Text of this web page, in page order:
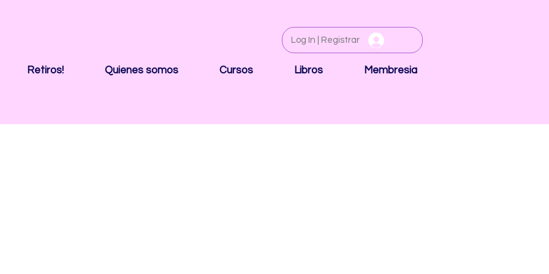
Log In | Registrar
Retiros! Quienes somos Cursos Libros Membresia